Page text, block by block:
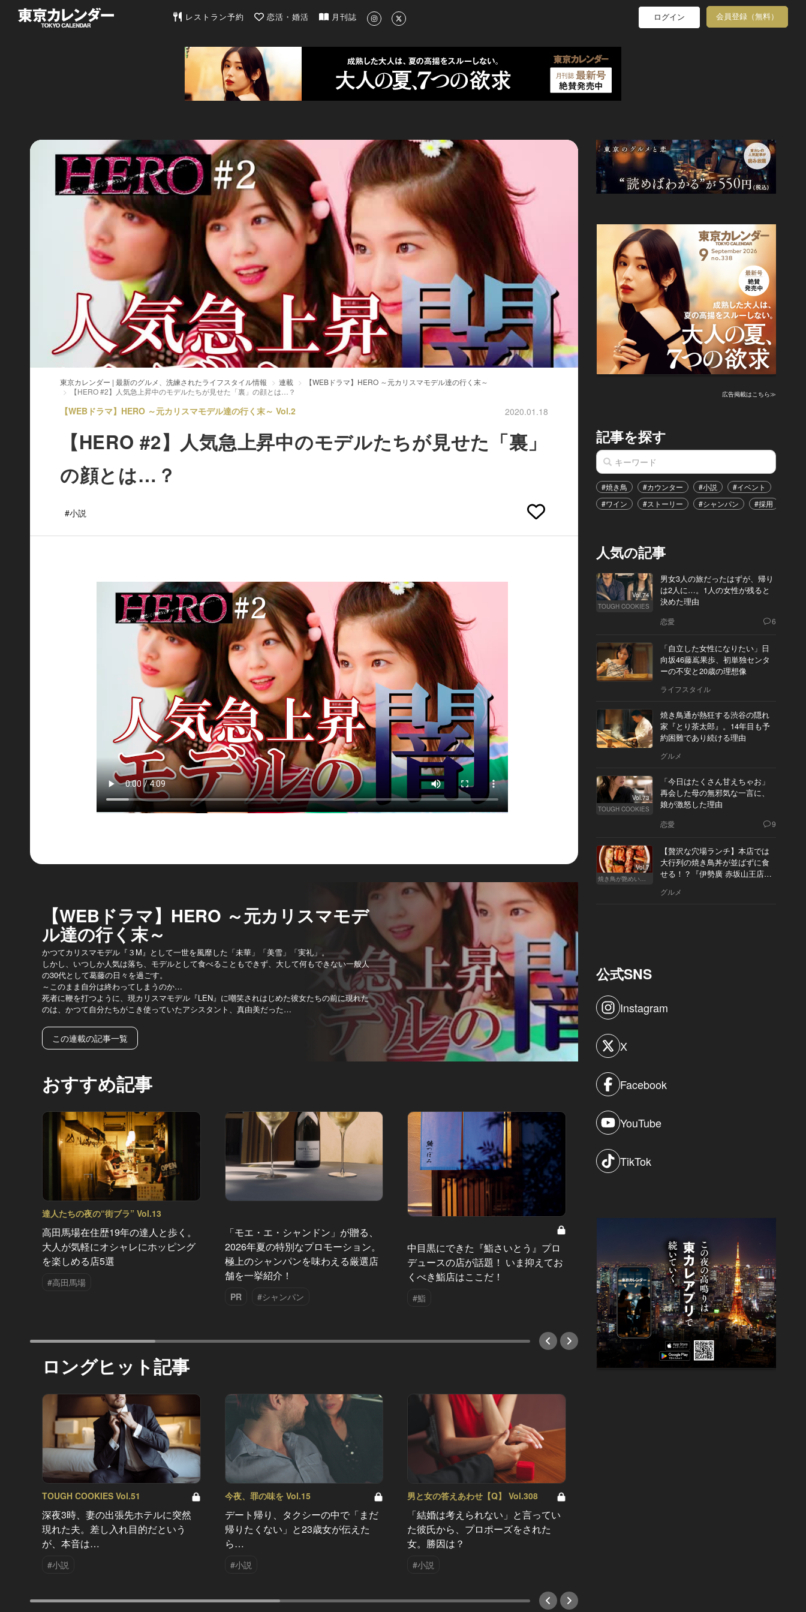
東京カレンダー | 最新のグルメ、洗練されたライフスタイル情報
レストラン予約 恋活・婚活 月刊誌 ログイン 会員登録（無料）
東京カレンダー | 最新のグルメ、洗練されたライフスタイル情報 連載
【WEBドラマ】HERO ～元カリスマモデル達の行く末～
【HERO #2】人気急上昇中のモデルたちが見せた「裏」の顔とは…？
【WEBドラマ】HERO ～元カリスマモデル達の行く末～ Vol.2 2020.01.18
【HERO #2】人気急上昇中のモデルたちが見せた「裏」
の顔とは…？
#小説
【WEBドラマ】HERO ～元カリスマモデ
ル達の行く末～
かつてカリスマモデル『３M』として一世を風靡した「未華」「美雪」「実礼」。
しかし、いつしか人気は落ち、モデルとして食べることもできず、大して何もできない一般人
の30代として葛藤の日々を過ごす。
～このまま自分は終わってしまうのか…
死者に鞭を打つように、現カリスマモデル『LEN』に嘲笑されはじめた彼女たちの前に現れた
のは、かつて自分たちがこき使っていたアシスタント、真由美だった…
この連載の記事一覧
おすすめ記事
達人たちの夜の“街ブラ” Vol.13
高田馬場在住歴19年の達人と歩く。
大人が気軽にオシャレにホッピング
を楽しめる店5選
#高田馬場
「モエ・エ・シャンドン」が贈る、
2026年夏の特別なプロモーション。
極上のシャンパンを味わえる厳選店
舗を一挙紹介！
PR #シャンパン
中目黒にできた『鮨さいとう』プロ
デュースの店が話題！ いま抑えてお
くべき鮨店はここだ！
#鮨
実録！リアルな代々木上原住人がオ
ススメする行きつけスポット12選
#フレンチ
イスの
い！
ロングヒット記事
TOUGH COOKIES Vol.51
深夜3時、妻の出張先ホテルに突然
現れた夫。差し入れ目的だという
が、本音は…
#小説
今夜、罪の味を Vol.15
デート帰り、タクシーの中で「まだ
帰りたくない」と23歳女が伝えた
ら…
#小説
男と女の答えあわせ【Q】 Vol.308
「結婚は考えられない」と言ってい
た彼氏から、プロポーズをされた
女。勝因は？
#小説
広告掲載はこちら≫
記事を探す
#焼き鳥 #カウンター #小説 #イベント
#ワイン
#ストーリー #シャンパン #採用
人気の記事
Vol.74
TOUGH COOKIES
男女3人の旅だったはずが、帰り
は2人に…。1人の女性が残ると
決めた理由
恋愛 6
「自立した女性になりたい」日
向坂46藤嶌果歩、初単独センタ
ーの不安と20歳の理想像
ライフスタイル
焼き鳥通が熱狂する渋谷の隠れ
家『とり茶太郎』。14年目も予
約困難であり続ける理由
グルメ
Vol.73
TOUGH COOKIES
「今日はたくさん甘えちゃお」
再会した母の無邪気な一言に、
娘が激怒した理由
恋愛 9
Vol.7
焼き鳥が艶めいてきた
【贅沢な穴場ランチ】本店では
大行列の焼き鳥丼が並ばずに食
せる！？『伊勢廣 赤坂山王店』
グルメ
公式SNS
Instagram
X
Facebook
YouTube
TikTok